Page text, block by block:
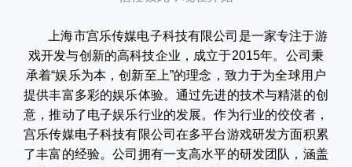
上海市宫乐传媒电子科技有限公司是一家专注于游
戏开发与创新的高科技企业，成立于2015年。公司秉
承着“娱乐为本，创新至上”的理念，致力于为全球用户
提供丰富多彩的娱乐体验。通过先进的技术与精湛的创
意，推动了电子娱乐行业的发展。作为行业的佼佼者，
宫乐传媒电子科技有限公司在多平台游戏研发方面积累
了丰富的经验。公司拥有一支高水平的研发团队，涵盖